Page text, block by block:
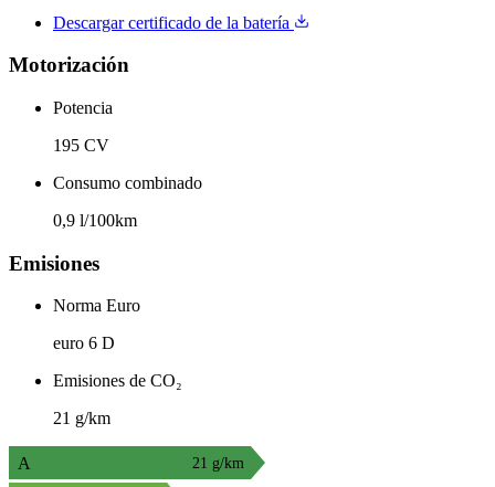
Descargar certificado de la batería
Motorización
Potencia
195 CV
Consumo combinado
0,9 l/100km
Emisiones
Norma Euro
euro 6 D
Emisiones de CO₂
21 g/km
A
21 g/km